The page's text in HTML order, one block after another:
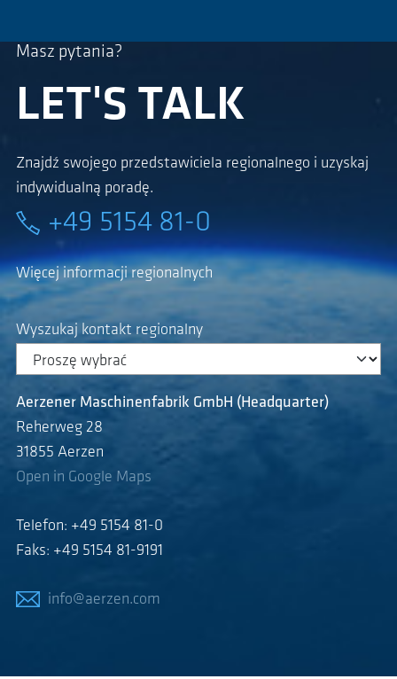
Masz pytania?
LET'S TALK
Znajdź swojego przedstawiciela regionalnego i uzyskaj
indywidualną poradę.
+49 5154 81-0
Więcej informacji regionalnych
Wyszukaj kontakt regionalny
Aerzener Maschinenfabrik GmbH (Headquarter)
Reherweg 28
31855 Aerzen
Open in Google Maps
Telefon: +49 5154 81-0
Faks: +49 5154 81-9191
info@aerzen.com